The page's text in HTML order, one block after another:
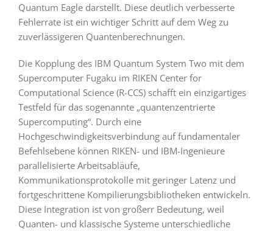
Quantum Eagle darstellt. Diese deutlich verbesserte
Fehlerrate ist ein wichtiger Schritt auf dem Weg zu
zuverlässigeren Quantenberechnungen.
Die Kopplung des IBM Quantum System Two mit dem
Supercomputer Fugaku im RIKEN Center for
Computational Science (R-CCS) schafft ein einzigartiges
Testfeld für das sogenannte „quantenzentrierte
Supercomputing“. Durch eine
Hochgeschwindigkeitsverbindung auf fundamentaler
Befehlsebene können RIKEN- und IBM-Ingenieure
parallelisierte Arbeitsabläufe,
Kommunikationsprotokolle mit geringer Latenz und
fortgeschrittene Kompilierungsbibliotheken entwickeln.
Diese Integration ist von großerr Bedeutung, weil
Quanten- und klassische Systeme unterschiedliche